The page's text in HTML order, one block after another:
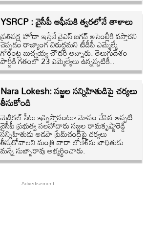
YSRCP : వైసీపీ ఆఫీసుకి త్వరలోనే తాళాలు
ప్రతిపక్ష హోదా ఇస్తేనే వైఎస్ జగన్ అసెంబ్లీకి వస్తారని
చెప్పడం రాజ్యాంగ విరుద్ధమని టీడీపీ ఎమ్మెల్యే
గోరంట్ల బుచ్చయ్య చౌదరి అన్నారు. తెలుగుదేశం
పార్టీకి గతంలో 23 ఎమ్మెల్యేలు ఉన్నప్పటికీ..
Nara Lokesh: సజ్జల సన్నిహితుడిపై చర్యలు
తీసుకోండి
మెడికల్‌ సీటు ఇప్పిస్తానంటూ మోసం చేసిన అప్పటి
వైసీపీ ప్రభుత్వ సలహాదారు సజ్జల రామకృష్ణారెడ్డి
సన్నిహితుడు అడపా ప్రేమ్‌చంద్‌పై చర్యలు
తీసుకోవాలని మంత్రి నారా లోకేశ్‌ను బాధితుడు
మన్నే సుబ్బారావు అభ్యర్థించారు.